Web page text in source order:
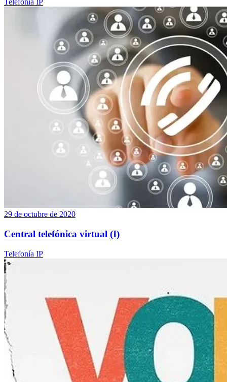
Telefonía IP
29 de octubre de 2020
Central telefónica virtual (I)
Telefonía IP